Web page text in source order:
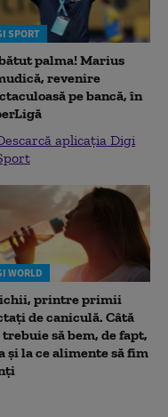
SPORT
palma! Marius
revenire
pe bancă, în
aplicația Digi
WORLD
printre primii
de caniculă. Câtă
trebuie să bem, de fapt,
și la ce alimente să fim